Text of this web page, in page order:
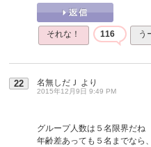
それな！ 116 う
22 名無しだＪ より
2015年12月9日 9:49 PM
グループ人数は５名限界だね
年齢差あっても５名までなら